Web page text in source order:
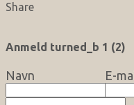
Share
Anmeld turned_b 1 (2)
Navn E-